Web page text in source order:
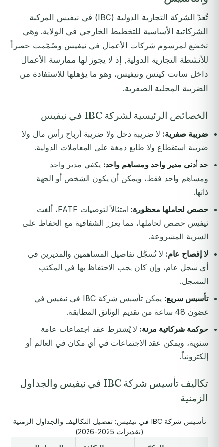
تُعدّ الشركة التجارية الدولية (IBC) في نيفيس المركبة
الشركاتية الأساسية للتخطيط الخارجي في الولاية. وهي
تخضع لمرسوم شركات الأعمال في نيفيس وصُمّمت حصراً
للأنشطة التجارية الدولية, إذ لا يجوز لها ممارسة الأعمال
داخل سانت كيتس ونيفيس، وهو ما يؤهلها للاستفادة من
الضريبة المحلية الصفرية.
الخصائص الرئيسية لشركة IBC في نيفيس
ضريبة صفرية: لا ضريبة دخل ولا ضريبة أرباح رأس مال ولا
ضريبة استقطاع ولا طابع دمغة على المعاملات الدولية.
حد أدنى مدير واحد ومساهم واحد: يكفي مدير واحد
ومساهم واحد فقط، ويمكن أن يكون الشخص أو الجهة
ذاتها.
حصص لحاملها محظورة:
امتثالاً لتوصيات FATF، ألغت
نيفيس حصص لحاملها، مما يعزز الشفافية مع الحفاظ على
السرية المشروعة.
لا إفصاح عام: لا تُسجَّل تفاصيل المساهمين والمديرين في
أي سجل عام، وإن كان يجب الاحتفاظ بها في المكتب
المسجل.
تأسيس سريع:
يمكن تأسيس شركة IBC في نيفيس في
غضون 48 ساعة من تقديم الوثائق المطابقة.
حوكمة شركاتية مرنة: لا يُشترط عقد اجتماعات عامة
سنوية، ويمكن عقد الاجتماعات في أي مكان في العالم أو
إلكترونياً.
تكاليف تأسيس شركة IBC في نيفيس والجداول
الزمنية
تأسيس شركة IBC في نيفيس: تفصيل التكاليف والجداول الزمنية
(تقديرات 2025-2026)